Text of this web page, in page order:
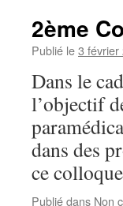
2ème
Publié le3 février
Dans le
l’objectif
dans des
ce
Publié dans Non